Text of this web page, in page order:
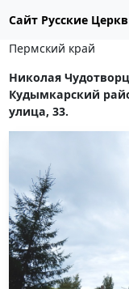
Сайт Русские
Пермский край
Николая
Кудымкарский
улица, 33.